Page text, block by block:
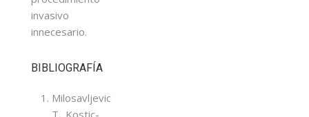
invasivo
innecesario.
BIBLIOGRAFÍA
Milosavljevic
T, Kostiç-